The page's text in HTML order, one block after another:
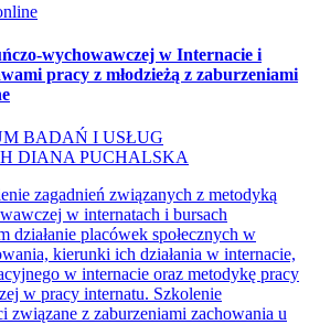
wychowawczej w Internacie i
pracy z młodzieżą z zaburzeniami
BADAŃ I USŁUG
DIANA PUCHALSKA
zagadnień związanych z metodyką
w internatach i bursach
działanie placówek społecznych w
kierunki ich działania w internacie,
w internacie oraz metodykę pracy
w pracy internatu. Szkolenie
związane z zaburzeniami zachowania u